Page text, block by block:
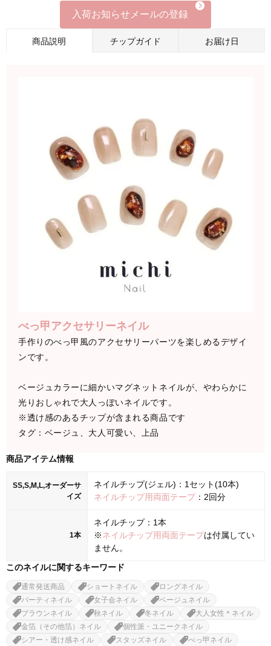
入荷お知らせメールの登録
商品説明 チップガイド お届け日
べっ甲アクセサリーネイル
手作りのべっ甲風のアクセサリーパーツを楽しめるデザイ
ンです。
ベージュカラーに細かいマグネットネイルが、やわらかに
光りおしゃれで大人っぽいネイルです。
※透け感のあるチップが含まれる商品です
タグ：ベージュ、大人可愛い、上品
商品アイテム情報
SS,S,M,L,オーダーサ
イズ
ネイルチップ(ジェル)：1セット(10本)
ネイルチップ用両面テープ：2回分
1本
ネイルチップ：1本
※ネイルチップ用両面テープは付属してい
ません。
このネイルに関するキーワード
通常発送商品 ショートネイル
ロングネイル
パーティネイル
女子会ネイル
ベージュネイル
ブラウンネイル
秋ネイル 冬ネイル
大人女性＊ネイル
金箔（その他箔）ネイル
個性派・ユニークネイル
シアー・透け感ネイル
スタッズネイル べっ甲ネイル